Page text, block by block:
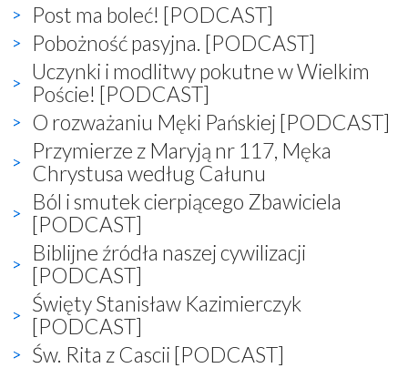
Post ma boleć! [PODCAST]
Pobożność pasyjna. [PODCAST]
Uczynki i modlitwy pokutne w Wielkim
Poście! [PODCAST]
O rozważaniu Męki Pańskiej [PODCAST]
Przymierze z Maryją nr 117, Męka
Chrystusa według Całunu
Ból i smutek cierpiącego Zbawiciela
[PODCAST]
Biblijne źródła naszej cywilizacji
[PODCAST]
Święty Stanisław Kazimierczyk
[PODCAST]
Św. Rita z Cascii [PODCAST]